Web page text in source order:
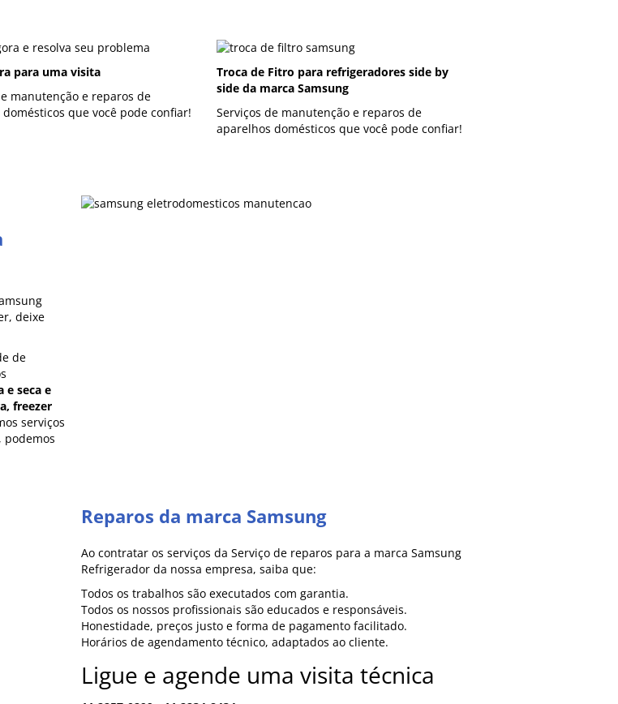
para uma visita
manutenção e reparos de
que você pode confiar!
Troca de Fitro para refrigeradores side by
side da marca Samsung
Serviços de manutenção e reparos de
aparelhos domésticos que você pode confiar!
deixe
de
e seca e
freezer
serviços
, podemos
Reparos da marca Samsung
Ao contratar os serviços da Serviço de reparos para a marca Samsung
Refrigerador da nossa empresa, saiba que:
Todos os trabalhos são executados com garantia.
Todos os nossos profissionais são educados e responsáveis.
Honestidade, preços justo e forma de pagamento facilitado.
Horários de agendamento técnico, adaptados ao cliente.
Ligue e agende uma visita técnica